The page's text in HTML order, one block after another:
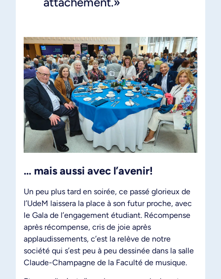
… mais aussi avec l’avenir!
Un peu plus tard en soirée, ce passé glorieux de
l’UdeM laissera la place à son futur proche, avec
le Gala de l’engagement étudiant. Récompense
après récompense, cris de joie après
applaudissements, c’est la relève de notre
société qui s’est peu à peu dessinée dans la salle
Claude-Champagne de la Faculté de musique.